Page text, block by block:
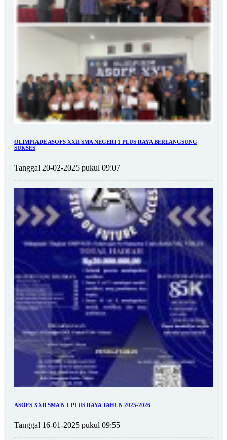
OLIMPIADE ASOFS XXII SMA NEGERI 1 PLUS RAYA BERLANGSUNG
SUKSES
Tanggal 20-02-2025 pukul 09:07
ASOFS XXII SMA N 1 PLUS RAYA TAHUN 2025-2026
Tanggal 16-01-2025 pukul 09:55